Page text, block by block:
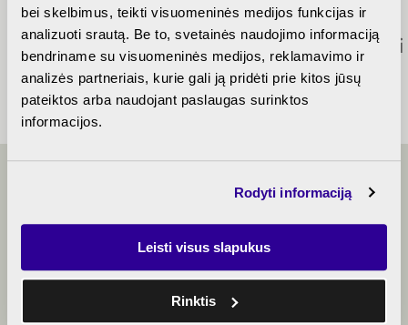
bei skelbimus, teikti visuomeninės medijos funkcijas ir
analizuoti srautą. Be to, svetainės naudojimo informaciją
bendriname su visuomeninės medijos, reklamavimo ir
analizės partneriais, kurie gali ją pridėti prie kitos jūsų
pateiktos arba naudojant paslaugas surinktos
informacijos.
Rodyti informaciją
Leisti visus slapukus
Rinktis
Dalinės
apdailos
aprašymas
Parkingo
planas
Banko
pasiūlymai
BENDRAUKIME
+370 5 214 0656